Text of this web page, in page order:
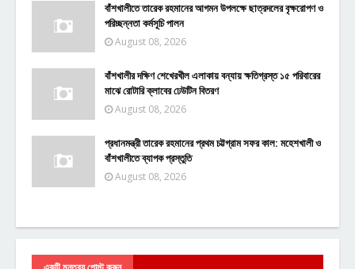
বাঁশখালীতে তারেক রহমানের আগমন উপলক্ষে ছাত্রদলের বৃক্ষরোপণ ও
পরিচ্ছন্নতা কর্মসূচি পালন
August 08, 2026
বাঁশখালীর দক্ষিণ শেখেরখীল এলাকায় বন্যায় ক্ষতিগ্রস্ত ১৫ পরিবারের
মাঝে রোটারি ক্লাবের ঢেউটিন বিতরণ
August 08, 2026
প্রধানমন্ত্রী তারেক রহমানের প্রথম চট্টগ্রাম সফর কাল: মহেশখালী ও
বাঁশখালীতে ব্যাপক প্রস্তুতি
August 08, 2026